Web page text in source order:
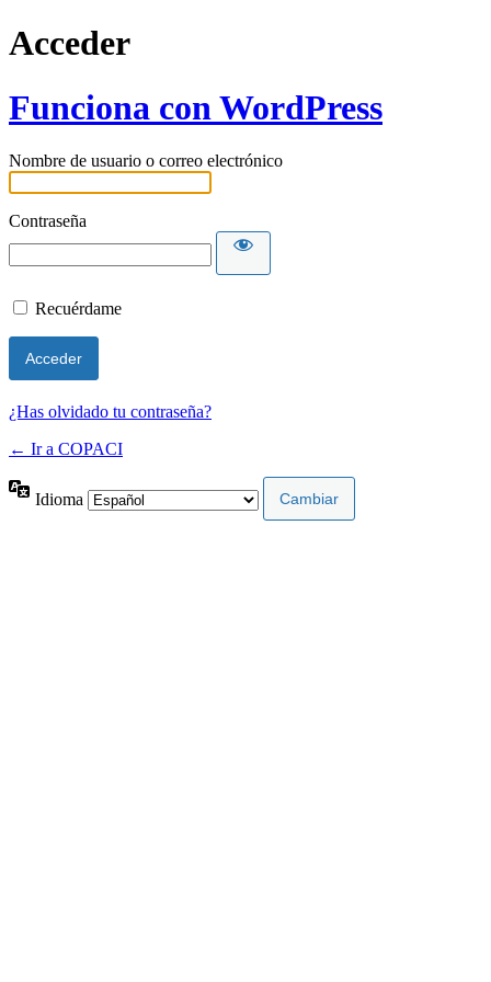
Acceder
Funciona con WordPress
Nombre de usuario o correo electrónico
Contraseña
Recuérdame
¿Has olvidado tu contraseña?
← Ir a COPACI
Idioma